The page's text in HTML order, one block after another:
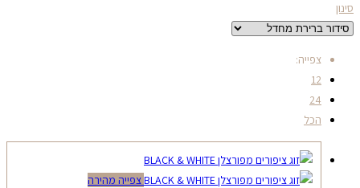
סינון
צפייה:
12
24
הכל
צפייה מהירה